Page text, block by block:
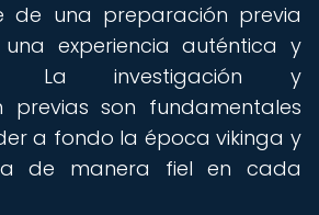
de una preparación previa
experiencia auténtica y
La investigación y
previas son fundamentales
a fondo la época vikinga y
de manera fiel en cada